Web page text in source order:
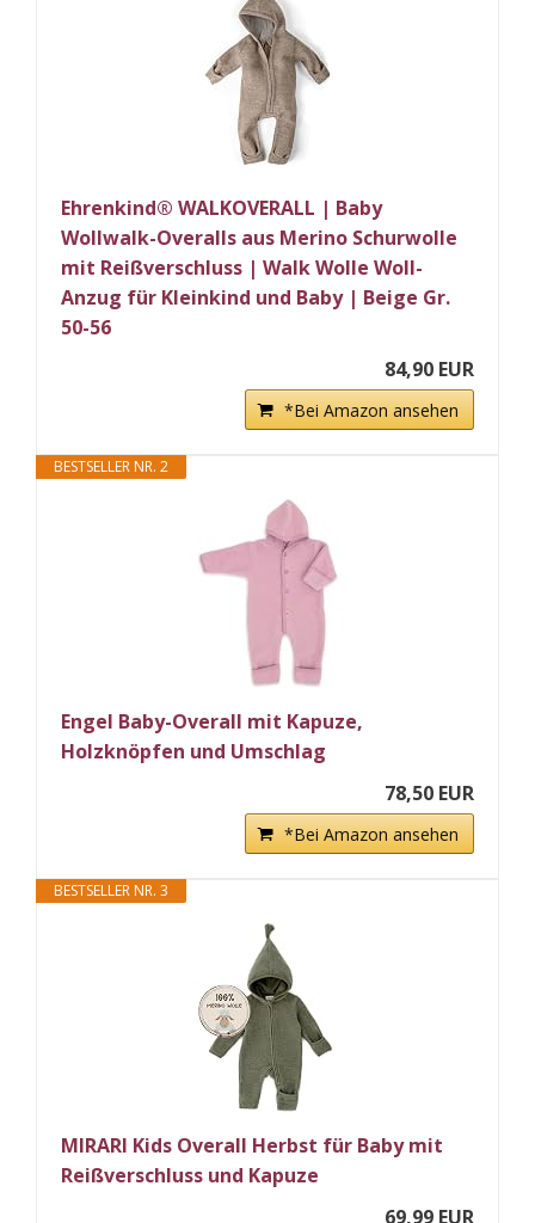
Ehrenkind® WALKOVERALL | Baby
Wollwalk-Overalls aus Merino Schurwolle
mit Reißverschluss | Walk Wolle Woll-
Anzug für Kleinkind und Baby | Beige Gr.
50-56
84,90 EUR
*Bei Amazon ansehen
BESTSELLER NR. 2
Engel Baby-Overall mit Kapuze,
Holzknöpfen und Umschlag
78,50 EUR
*Bei Amazon ansehen
BESTSELLER NR. 3
MIRARI Kids Overall Herbst für Baby mit
Reißverschluss und Kapuze
69,99 EUR